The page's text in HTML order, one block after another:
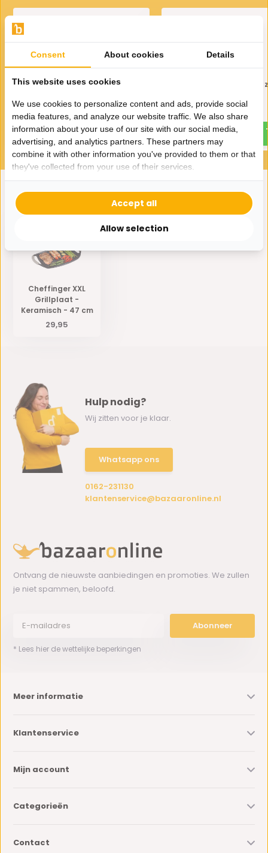
Cheffinger 3-delige
34,95
Cheffinger messenset
35,- 14,95
Eerder bekeken door jou
Cheffinger XXL
Grillplaat -
Keramisch - 47 cm
29,95
Hulp nodig?
Wij zitten voor je klaar.
Whatsapp ons
0162-231130
klantenservice@bazaaronline.nl
Ontvang de nieuwste aanbiedingen en promoties. We zullen
je niet spammen, beloofd.
Abonneer
* Lees hier de wettelijke beperkingen
Meer informatie
Klantenservice
Mijn account
Categorieën
Contact
Consent About cookies Details
This website uses cookies
We use cookies to personalize content and ads, provide social
media features, and analyze our website traffic. We also share
information about your use of our site with our social media,
advertising, and analytics partners. These partners may
combine it with other information you've provided to them or that
they've collected from your use of their services.
Allow selection
Accept all